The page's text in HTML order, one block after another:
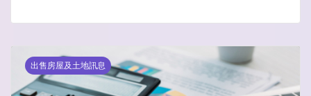
出售房屋及土地訊息